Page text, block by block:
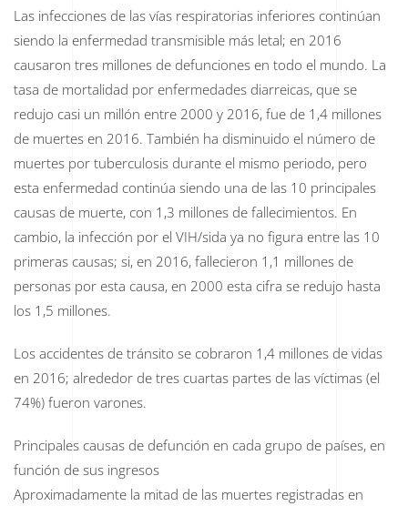
Las infecciones de las vías respiratorias inferiores continúan
siendo la enfermedad transmisible más letal; en 2016
causaron tres millones de defunciones en todo el mundo. La
tasa de mortalidad por enfermedades diarreicas, que se
redujo casi un millón entre 2000 y 2016, fue de 1,4 millones
de muertes en 2016. También ha disminuido el número de
muertes por tuberculosis durante el mismo periodo, pero
esta enfermedad continúa siendo una de las 10 principales
causas de muerte, con 1,3 millones de fallecimientos. En
cambio, la infección por el VIH/sida ya no figura entre las 10
primeras causas; si, en 2016, fallecieron 1,1 millones de
personas por esta causa, en 2000 esta cifra se redujo hasta
los 1,5 millones.
Los accidentes de tránsito se cobraron 1,4 millones de vidas
en 2016; alrededor de tres cuartas partes de las víctimas (el
74%) fueron varones.
Principales causas de defunción en cada grupo de países, en
función de sus ingresos
Aproximadamente la mitad de las muertes registradas en